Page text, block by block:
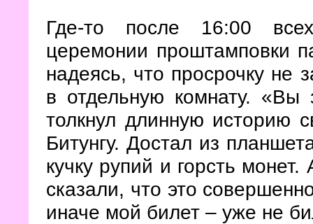
Где-то после 16:00
церемонии проштамповки
надеясь, что просрочку не
в отдельную комнату.
толкнул длинную историю
Битунгу. Достал из
кучку рупий и горсть
сказали, что это
иначе мой билет – уже не